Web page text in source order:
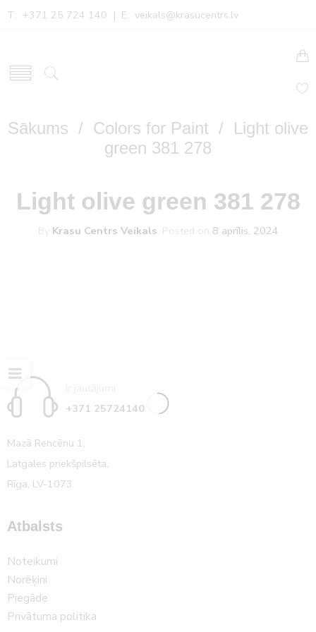
T: +371 25 724 140 | E: veikals@krasucentrs.lv
Sākums / Colors for Paint / Light olive
green 381 278
Light olive green 381 278
By Krasu Centrs Veikals Posted on 8 aprīlis, 2024
+371 25724140
Mazā Rencēnu 1,
Latgales priekšpilsēta,
Rīga, LV-1073
Atbalsts
Noteikumi
Norēķini
Piegāde
Privātuma politika